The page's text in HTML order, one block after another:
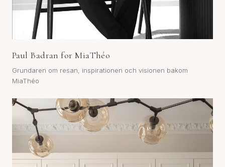
Paul Badran for MiaThéo
Grundaren om resan, inspirationen och visionen bakom
MiaThéo